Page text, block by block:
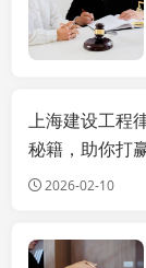
上海建设工程
秘籍，助你打
2026-02-10